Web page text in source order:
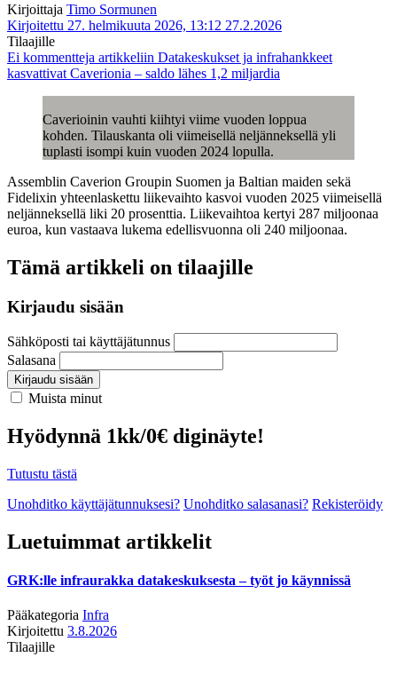
Kirjoittaja Timo Sormunen
Kirjoitettu 27. helmikuuta 2026, 13:12 27.2.2026
Tilaajille
Ei kommentteja artikkeliin Datakeskukset ja infrahankkeet
kasvattivat Caverionia – saldo lähes 1,2 miljardia
Caverioinin vauhti kiihtyi viime vuoden loppua
kohden. Tilauskanta oli viimeisellä neljänneksellä yli
tuplasti isompi kuin vuoden 2024 lopulla.
Assemblin Caverion Groupin Suomen ja Baltian maiden sekä
Fidelixin yhteenlaskettu liikevaihto kasvoi vuoden 2025 viimeisellä
neljänneksellä liki 20 prosenttia. Liikevaihtoa kertyi 287 miljoonaa
euroa, kun vastaava lukema edellisvuonna oli 240 miljoonaa.
Tämä artikkeli on tilaajille
Kirjaudu sisään
Sähköposti tai käyttäjätunnus
Salasana
Kirjaudu sisään
Muista minut
Hyödynnä 1kk/0€ diginäyte!
Tutustu tästä
Unohditko käyttäjätunnuksesi? Unohditko salasanasi? Rekisteröidy
Luetuimmat artikkelit
GRK:lle infraurakka datakeskuksesta – työt jo käynnissä
Pääkategoria Infra
Kirjoitettu 3.8.2026
Tilaajille